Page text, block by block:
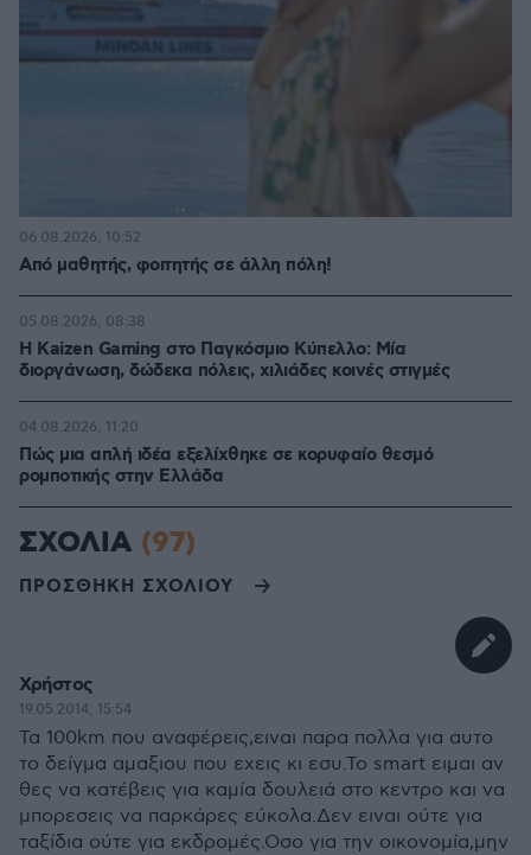
Από μαθητής, φοιτητής σε άλλη πόλη!
06.08.2026, 10:52
H Kaizen Gaming στο Παγκόσμιο Kύπελλο: Μία
διοργάνωση, δώδεκα πόλεις, χιλιάδες κοινές στιγμές
05.08.2026, 08:38
Πώς μια απλή ιδέα εξελίχθηκε σε κορυφαίο θεσμό
ρομποτικής στην Ελλάδα
04.08.2026, 11:20
ΣΧΟΛΙΑ (97)
ΠΡΟΣΘΗΚΗ ΣΧΟΛΙΟΥ
Χρήστος
19.05.2014, 15:54
Τα 100km που αναφέρεις,ειναι παρα πολλα για αυτο
το δείγμα αμαξιου που εχεις κι εσυ.Το smart ειμαι αν
θες να κατέβεις για καμία δουλειά στο κεντρο και να
μπορεσεις να παρκάρες εύκολα.Δεν ειναι ούτε για
ταξίδια ούτε για εκδρομές.Οσο για την οικονομία,μην